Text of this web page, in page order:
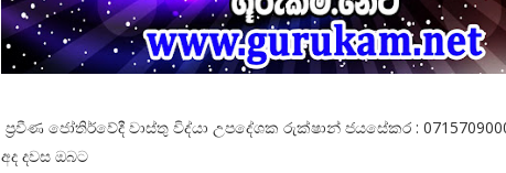
ප්‍රවීණ ජෝතිර්වේදී වාස්තු විද්‍‍යා උපදේශක රුක්ෂාන් ජයසේකර :
අද දවස ඔබට